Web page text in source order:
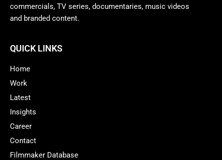
commercials, TV series, documentaries, music videos
and branded content.
QUICK LINKS
Home
Work
Latest
Insights
Career
Contact
Filmmaker Database